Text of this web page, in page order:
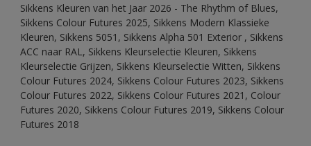
Sikkens Kleuren van het Jaar 2026 - The Rhythm of Blues,
Sikkens Colour Futures 2025, Sikkens Modern Klassieke
Kleuren, Sikkens 5051, Sikkens Alpha 501 Exterior , Sikkens
ACC naar RAL, Sikkens Kleurselectie Kleuren, Sikkens
Kleurselectie Grijzen, Sikkens Kleurselectie Witten, Sikkens
Colour Futures 2024, Sikkens Colour Futures 2023, Sikkens
Colour Futures 2022, Sikkens Colour Futures 2021, Colour
Futures 2020, Sikkens Colour Futures 2019, Sikkens Colour
Futures 2018